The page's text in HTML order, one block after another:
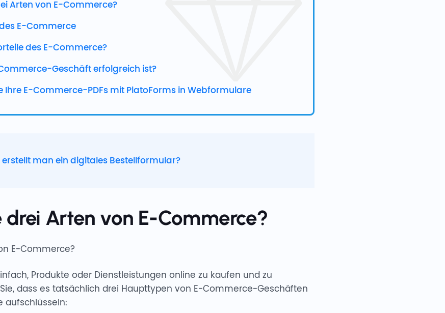
Arten von E-Commerce?
E-Commerce
des E-Commerce?
Geschäft erfolgreich ist?
Ihre E-Commerce-PDFs mit PlatoForms in Webformulare
erstellt man ein digitales Bestellformular?
drei Arten von E-Commerce?
E-Commerce?
Produkte oder Dienstleistungen online zu kaufen und zu
dass es tatsächlich drei Haupttypen von E-Commerce-Geschäften
aufschlüsseln: